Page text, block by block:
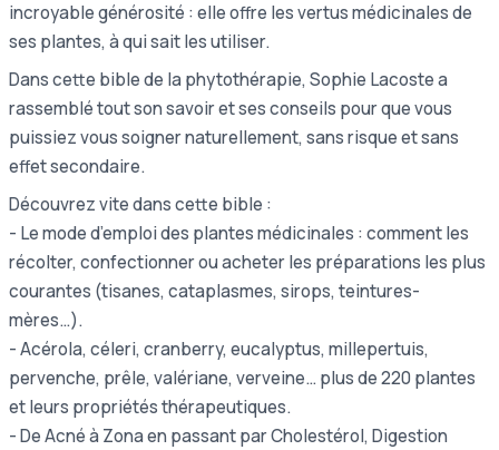
incroyable générosité : elle offre les vertus médicinales de
ses plantes, à qui sait les utiliser.
Dans cette bible de la phytothérapie, Sophie Lacoste a
rassemblé tout son savoir et ses conseils pour que vous
puissiez vous soigner naturellement, sans risque et sans
effet secondaire.
Découvrez vite dans cette bible :
- Le mode d’emploi des plantes médicinales : comment les
récolter, confectionner ou acheter les préparations les plus
courantes (tisanes, cataplasmes, sirops, teintures-
mères…).
- Acérola, céleri, cranberry, eucalyptus, millepertuis,
pervenche, prêle, valériane, verveine… plus de 220 plantes
et leurs propriétés thérapeutiques.
- De Acné à Zona en passant par Cholestérol, Digestion